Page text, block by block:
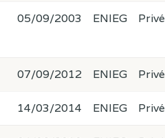
05/09/2003 ENIEG Privé
07/09/2012 ENIEG Privé
14/03/2014 ENIEG Privé